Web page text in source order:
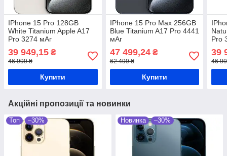
IPhone 15 Pro 128GB
White Titanium Apple A17
Pro 3274 мАг
39 949,15 ₴
46 999 ₴
Купити
IPhone 15 Pro Max 256GB
Blue Titanium A17 Pro 4441
мАг
47 499,24₴
62 499 ₴
Купити
Pro
39
46
Акційні пропозиції та новинки
Топ –30% Новинка –30%